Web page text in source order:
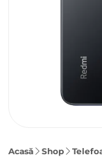
Acasă Shop